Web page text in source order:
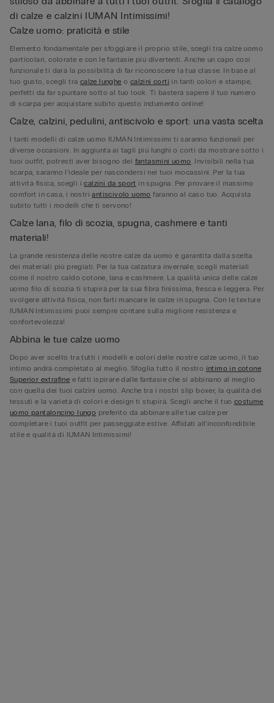
di calze e calzini IUMAN Intimissimi!
Calze uomo: praticità e stile
Elemento fondamentale per sfoggiare il proprio stile, scegli tra calze uomo
particolari, colorate e con le fantasie più divertenti. Anche un capo così
funzionale ti darà la possibilità di far riconoscere la tua classe. In base al
tuo gusto, scegli tra calze lunghe o calzini corti in tanti colori e stampe,
perfetti da far spuntare sotto al tuo look. Ti basterà sapere il tuo numero
di scarpa per acquistare subito questo indumento online!
Calze, calzini, pedulini, antiscivolo e sport: una vasta scelta
I tanti modelli di calze uomo IUMAN Intimissimi ti saranno funzionali per
diverse occasioni. In aggiunta ai tagli più lunghi o corti da mostrare sotto i
tuoi outfit, potresti aver bisogno dei fantasmini uomo . Invisibili nella tua
scarpa, saranno l’ideale per nascondersi nei tuoi mocassini. Per la tua
attività fisica, scegli icalzini da sport in spugna. Per provare il massimo
comfort in casa, i nostriantiscivolo uomo faranno al caso tuo. Acquista
subito tutti i modelli che ti servono!
Calze lana, filo di scozia, spugna, cashmere e tanti
materiali!
La grande resistenza delle nostre calze da uomo è garantita dalla scelta
dei materiali più pregiati. Per la tua calzatura invernale, scegli materiali
come il nostro caldo cotone, lana e cashmere. La qualità unica delle calze
uomo filo di scozia ti stupirà per la sua fibra finissima, fresca e leggera. Per
svolgere attività fisica, non farti mancare le calze in spugna. Con le texture
IUMAN Intimissimi puoi sempre contare sulla migliore resistenza e
confortevolezza!
Abbina le tue calze uomo
Dopo aver scelto tra tutti i modelli e colori delle nostre calze uomo, il tuo
intimo andrà completato al meglio. Sfoglia tutto il nostro intimo in cotone
Superior extrafine e fatti ispirare dalle fantasie che si abbinano al meglio
con quella dei tuoi calzini uomo. Anche tra i nostri slip boxer, la qualità dei
tessuti e la varietà di colori e design ti stupirà. Scegli anche il tuo costume
uomo pantaloncino lungo preferito da abbinare alle tue calze per
completare i tuoi outfit per passeggiate estive. Affidati all’inconfondibile
stile e qualità di IUMAN Intimissimi!